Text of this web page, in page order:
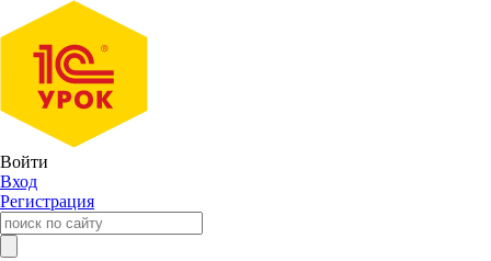
Войти
Вход
Регистрация